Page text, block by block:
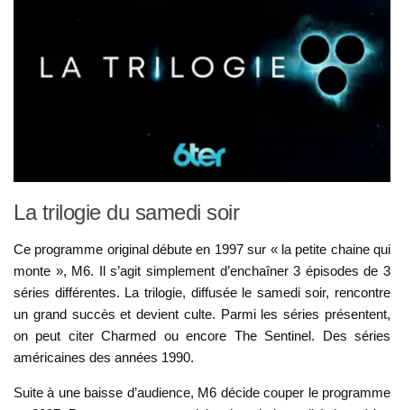
La trilogie du samedi soir
Ce programme original débute en 1997 sur « la petite chaine qui
monte », M6. Il s’agit simplement d’enchaîner 3 épisodes de 3
séries différentes. La trilogie, diffusée le samedi soir, rencontre
un grand succès et devient culte. Parmi les séries présentent,
on peut citer Charmed ou encore The Sentinel. Des séries
américaines des années 1990.
Suite à une baisse d’audience, M6 décide couper le programme